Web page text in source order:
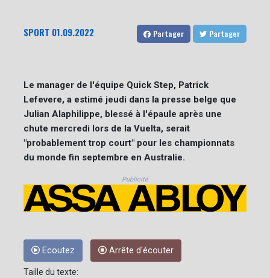
SPORT 01.09.2022 Partager Partager
Le manager de l'équipe Quick Step, Patrick
Lefevere, a estimé jeudi dans la presse belge que
Julian Alaphilippe, blessé à l'épaule après une
chute mercredi lors de la Vuelta, serait
"probablement trop court" pour les championnats
du monde fin septembre en Australie.
Publicité
Ecoutez Arrête d'écouter
Taille du texte: